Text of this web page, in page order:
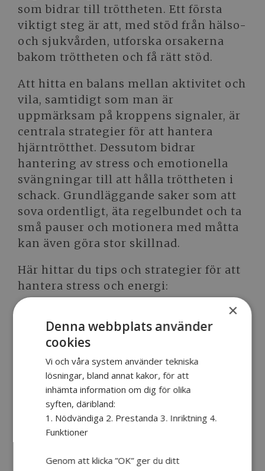
som bidrar till tröttheten. Ett första
viktigt steg är att, med stöd från hälso-
och sjukvården, utforska orsakerna
bakom tröttheten och få rätt stöd.
Att hitta en balans mellan aktivitet och
vila, samtidigt som man är
uppmärksam på kroppens signaler, är
centrala strategier för att hantera
hjärntrötthet. Dessutom bidrar
hantering av stress och emotionella
svängningar till att hålla tröttheten i
schack. Grundläggande saker som att
sova ordentligt, äta regelbundet och ta
små pauser och motionera med måtta
kan även göra stor skillnad.
Här hittar du tips och strategier för att
hantera stress och energi:
Hjälp till att identifiera
energigränser och
överbelastning.
×
Denna webbplats använder
cookies
Vi och våra system använder tekniska
lösningar, bland annat kakor, för att
inhämta information om dig för olika
syften, däribland:
1. Nödvändiga 2. Prestanda 3. Inriktning 4.
Funktioner
Genom att klicka ”OK” ger du ditt